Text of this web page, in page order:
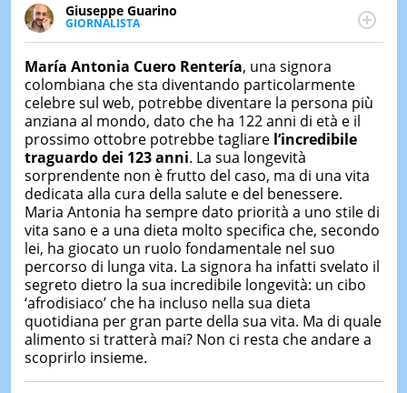
Giuseppe Guarino
GIORNALISTA
Ph(D) in Diritto Comparato e processi di
integrazione e attivo nel campo della ricerca, in
particolare sulla Storia contemporanea di America
Latina e Spagna. Collabora con numerose testate ed
è presidente dell'Associazione Culturale "La
Biblioteca del Sannio".
María Antonia Cuero Rentería, una signora
colombiana che sta diventando particolarmente
celebre sul web, potrebbe diventare la persona più
anziana al mondo, dato che ha 122 anni di età e il
prossimo ottobre potrebbe tagliare l’incredibile
traguardo dei 123anni. La sua longevità
sorprendente non è frutto del caso, ma di una vita
dedicata alla cura della salute e del benessere.
Maria Antonia ha sempre dato priorità a uno stile di
vita sano e a una dieta molto specifica che, secondo
lei, ha giocato un ruolo fondamentale nel suo
percorso di lunga vita. La signora ha infatti svelato il
segreto dietro la sua incredibile longevità: un cibo
‘afrodisiaco’ che ha incluso nella sua dieta
quotidiana per gran parte della sua vita. Ma di quale
alimento si tratterà mai? Non ci resta che andare a
scoprirlo insieme.